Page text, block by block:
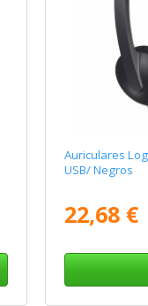
Auriculares
USB/ Negros
22,68 €